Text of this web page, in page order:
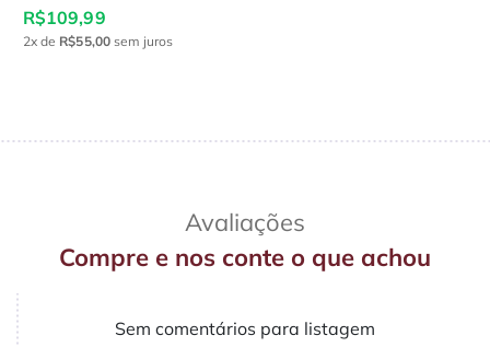
R$109,99
2x de R$55,00sem juros
Avaliações
Compre e nos conte o que achou
Sem comentários para listagem